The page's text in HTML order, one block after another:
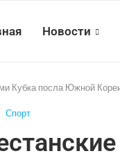
Новости
Кубка посла Южной
Спорт